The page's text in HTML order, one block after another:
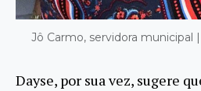
Jô Carmo, servidora municipal
Dayse, por sua vez, sugere